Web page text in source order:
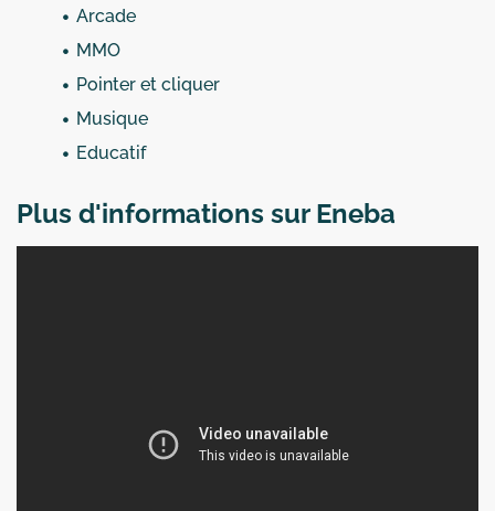
Arcade
MMO
Pointer et cliquer
Musique
Educatif
Plus d'informations sur Eneba